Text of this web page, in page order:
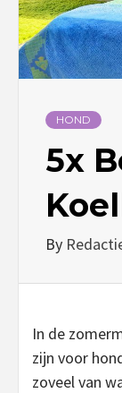
HOND
5x
By
In de
zijn voor
zoveel van